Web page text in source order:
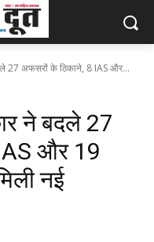
27 अफसरों के ठिकाने, 8 IAS और...
ने बदले 27
और 19
नई